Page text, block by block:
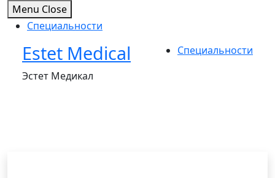
Menu Close
Специальности
content
Estet Medical
Эстет Медикал
Специальности